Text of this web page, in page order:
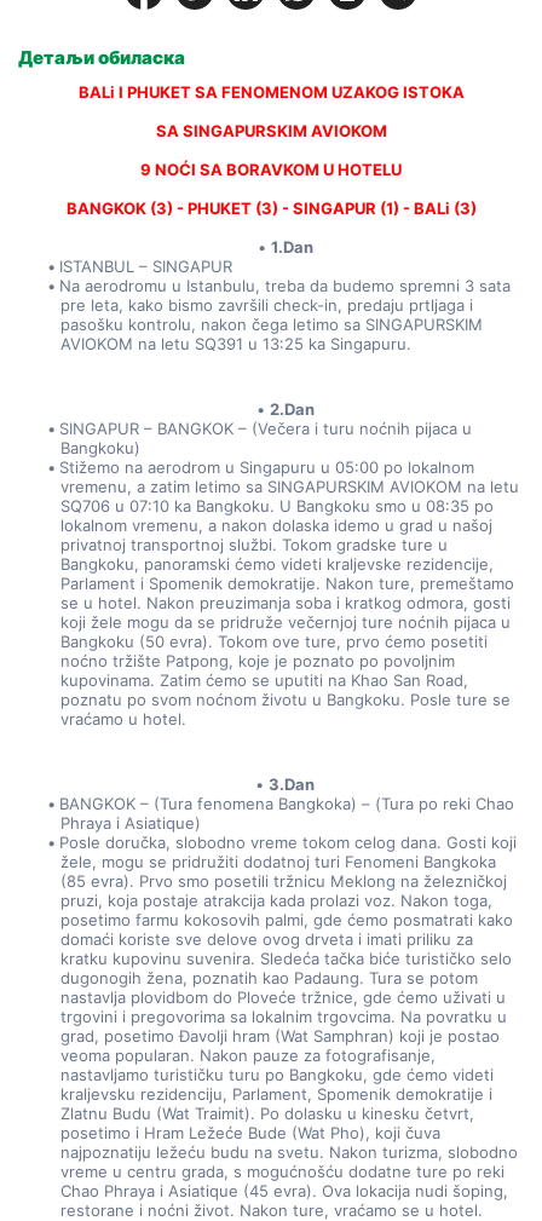
Детаљи обиласка
BALi I PHUKET SA FENOMENOM UZAKOG ISTOKA
SA SINGAPURSKIM AVIOKOM
9 NOĆI SA BORAVKOM U HOTELU
BANGKOK (3) - PHUKET (3) - SINGAPUR (1) - BALi (3)
1.Dan
ISTANBUL – SINGAPUR
Na aerodromu u Istanbulu, treba da budemo spremni 3 sata
pre leta, kako bismo završili check-in, predaju prtljaga i
pasošku kontrolu, nakon čega letimo sa SINGAPURSKIM
AVIOKOM na letu SQ391 u 13:25 ka Singapuru.
2.Dan
SINGAPUR – BANGKOK – (Večera i turu noćnih pijaca u
Bangkoku)
Stižemo na aerodrom u Singapuru u 05:00 po lokalnom
vremenu, a zatim letimo sa SINGAPURSKIM AVIOKOM na letu
SQ706 u 07:10 ka Bangkoku. U Bangkoku smo u 08:35 po
lokalnom vremenu, a nakon dolaska idemo u grad u našoj
privatnoj transportnoj službi. Tokom gradske ture u
Bangkoku, panoramski ćemo videti kraljevske rezidencije,
Parlament i Spomenik demokratije. Nakon ture, premeštamo
se u hotel. Nakon preuzimanja soba i kratkog odmora, gosti
koji žele mogu da se pridruže večernjoj ture noćnih pijaca u
Bangkoku (50 evra). Tokom ove ture, prvo ćemo posetiti
noćno tržište Patpong, koje je poznato po povoljnim
kupovinama. Zatim ćemo se uputiti na Khao San Road,
poznatu po svom noćnom životu u Bangkoku. Posle ture se
vraćamo u hotel.
3.Dan
BANGKOK – (Tura fenomena Bangkoka) – (Tura po reki Chao
Phraya i Asiatique)
Posle doručka, slobodno vreme tokom celog dana. Gosti koji
žele, mogu se pridružiti dodatnoj turi Fenomeni Bangkoka
(85 evra). Prvo smo posetili tržnicu Meklong na železničkoj
pruzi, koja postaje atrakcija kada prolazi voz. Nakon toga,
posetimo farmu kokosovih palmi, gde ćemo posmatrati kako
domaći koriste sve delove ovog drveta i imati priliku za
kratku kupovinu suvenira. Sledeća tačka biće turističko selo
dugonogih žena, poznatih kao Padaung. Tura se potom
nastavlja plovidbom do Ploveće tržnice, gde ćemo uživati u
trgovini i pregovorima sa lokalnim trgovcima. Na povratku u
grad, posetimo Đavolji hram (Wat Samphran) koji je postao
veoma popularan. Nakon pauze za fotografisanje,
nastavljamo turističku turu po Bangkoku, gde ćemo videti
kraljevsku rezidenciju, Parlament, Spomenik demokratije i
Zlatnu Budu (Wat Traimit). Po dolasku u kinesku četvrt,
posetimo i Hram Ležeće Bude (Wat Pho), koji čuva
najpoznatiju ležeću budu na svetu. Nakon turizma, slobodno
vreme u centru grada, s mogućnošću dodatne ture po reki
Chao Phraya i Asiatique (45 evra). Ova lokacija nudi šoping,
restorane i noćni život. Nakon ture, vraćamo se u hotel.